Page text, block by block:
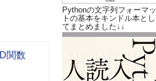
関数
Pythonの文字列フォーマッ
トの基本をキンドル本とし
てまとめました↓↓